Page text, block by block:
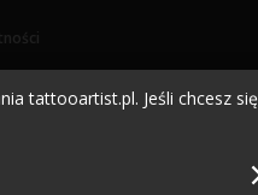
tattooartist.pl. Jeśli chcesz się